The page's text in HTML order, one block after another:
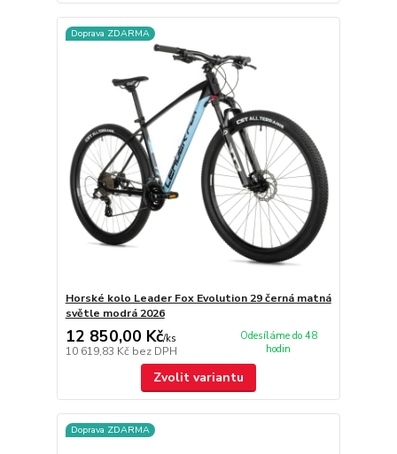
Doprava ZDARMA
Horské kolo Leader Fox Evolution 29 černá matná
světle modrá 2026
12 850,00 Kč/ks
10 619,83 Kč bez DPH
Odesíláme do 48
hodin
Zvolit variantu
Doprava ZDARMA